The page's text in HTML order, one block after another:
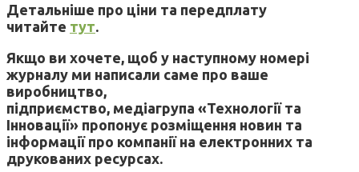
Детальніше про ціни та передплату
читайте тут.
Якщо ви хочете, щоб у наступному номері
журналу ми написали саме про ваше
виробництво,
підприємство, медіагрупа «Технології та
Інновації» пропонує розміщення новин та
інформації про компанії на електронних та
друкованих ресурсах.